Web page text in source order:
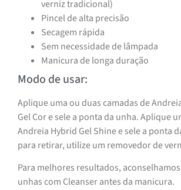
verniz tradicional)
Pincel de alta precisão
Secagem rápida
Sem necessidade de lâmpada
Manicura de longa duração
Modo de usar:
Aplique uma ou duas camadas de
Gel Cor e sele a ponta da unha. Aplique
Andreia Hybrid Gel Shine e sele a ponta
para retirar, utilize um removedor de
Para melhores resultados,
unhas com Cleanser antes da manicura.